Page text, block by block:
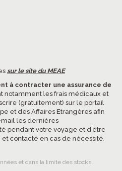
sur le site du MEAE
à contracter une assurance de
notamment les frais médicaux et
(gratuitement) sur le portail
et des Affaires Etrangères afin
les dernières
pendant votre voyage et d’être
contacté en cas de nécessité.
et dans la limite des stocks